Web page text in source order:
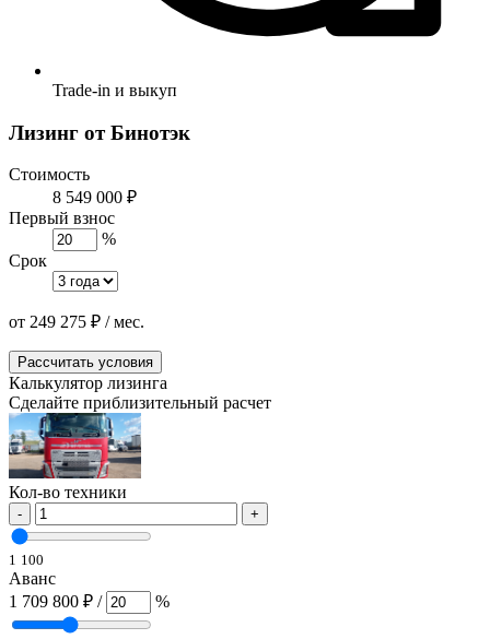
Trade-in и выкуп
Лизинг от Бинотэк
Стоимость
8 549 000 ₽
Первый взнос
%
Срок
от 249 275 ₽ / мес.
Рассчитать условия
Калькулятор лизинга
Сделайте приблизительный расчет
Кол-во техники
- +
1 100
Аванс
1 709 800 ₽ / %